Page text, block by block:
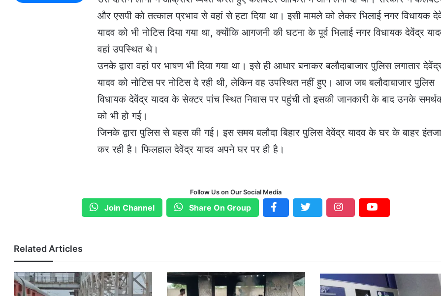
और एसपी को तत्काल प्रभाव से वहां से हटा दिया था। इसी मामले को लेकर भिलाई नगर विधायक
यादव को भी नोटिस दिया गया था, क्योंकि आगजनी की घटना के पूर्व भिलाई नगर विधायक देवेंद्र
वहां उपस्थित थे।
उनके द्वारा वहां पर भाषण भी दिया गया था। इसे ही आधार बनाकर बलौदाबाजार पुलिस लगातार
यादव को नोटिस पर नोटिस दे रही थी, लेकिन वह उपस्थित नहीं हुए। आज जब बलौदाबाजार पुलिस
विधायक देवेंद्र यादव के सेक्टर पांच स्थित निवास पर पहुंची तो इसकी जानकारी के बाद उनके
को भी हो गई।
जिनके द्वारा पुलिस से बहस की गई। इस समय बलौदा बिहार पुलिस देवेंद्र यादव के घर के बाहर
कर रही है। फिलहाल देवेंद्र यादव अपने घर पर ही है।
Follow Us on Our Social Media
Join Channel Share On Group
Related Articles